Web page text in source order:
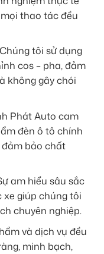
thao tác đều
Chúng tôi sử dụng
cos – pha, đảm
không gây chói
Phát Auto cam
đèn ô tô chính
đảm bảo chất
am hiểu sâu sắc
xe giúp chúng tôi
chuyên nghiệp.
và dịch vụ đều
minh bạch,